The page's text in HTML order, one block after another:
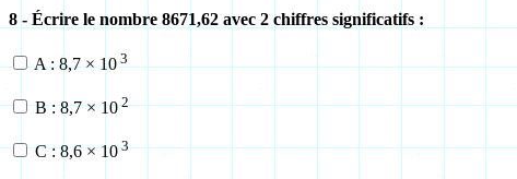
8 - Écrire le nombre 8671,62 avec 2 chiffres significatifs :
A : 8,7 × 10 3
B : 8,7 × 102
C : 8,6 × 103